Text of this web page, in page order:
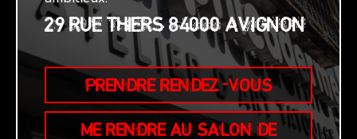
29 RUE THIERS 84000 AVIGNON
PRENDRE RENDEZ-VOUS
ME RENDRE AU SALON DE